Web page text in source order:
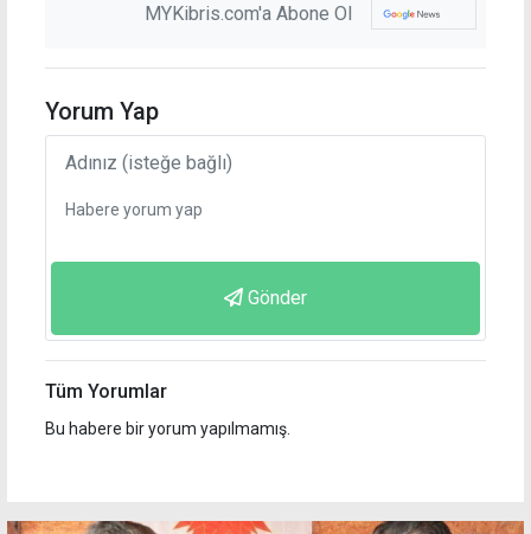
MYKibris.com'a Abone Ol
Yorum Yap
Gönder
Tüm Yorumlar
Bu habere bir yorum yapılmamış.